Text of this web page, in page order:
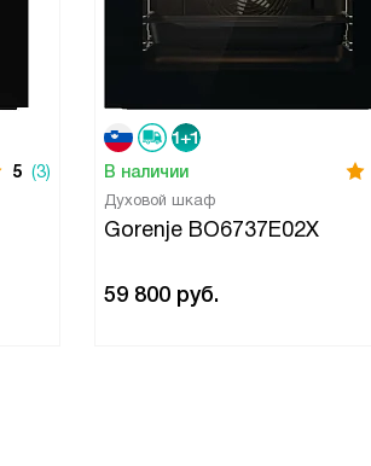
5 (3) В наличии
Духовой шкаф
Gorenje BO6737E02X
59 800 руб.